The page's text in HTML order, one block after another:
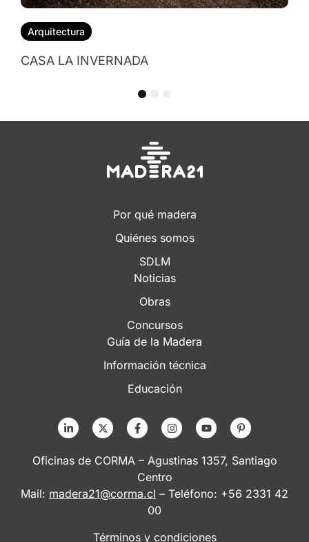
Por qué madera
Quiénes somos
SDLM
Noticias
Obras
Concursos
Guía de la Madera
Información técnica
Educación
Oficinas de CORMA – Agustinas 1357, Santiago
Centro
Mail: madera21@corma.cl – Teléfono: +56 2331 42
00
Términos y condiciones